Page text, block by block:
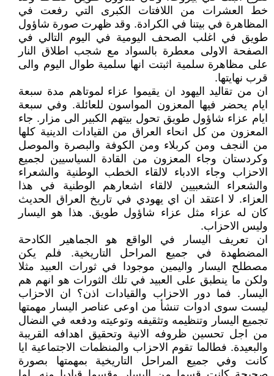
خط العشرات من اللافتات الكبرى التي رفعت في
المظاهرة في بيتنا في الكرادة. وقد ظهرت صورة شاؤول
طويق في اغلب الصحف اليومية في اليوم التالي في
الصفحة الاولى معطرة بالسواد مع شجب اطلاق النار
على مظاهرة سلمية اثبتت انها سلمية طوال اليوم والى
قرب نهايتها.
ان من تقاليد اليهود ان يقيموا عزاء لموتاهم مدة سبعة
ايام يحضر فيها المعزون المواسون للعائلة. وفي سبعة
ايام عزاء شاؤول طويق تحول بيتهم الكبير الى مزار. جاء
المعزون من كل انحاء العراق من القيادات الدينية كلها
من النجف ومن كربلاء ومن الكوفة والبصرة والموصل
وكردستان وجاء المعزون من القادة السياسيين لجميع
الاحزاب وجاء الادباء لالقاء الخطب الوطنية والشعراء
والشعراء الشعبيين لالقاء اشعارهم الوطنية في هذا
العزاء. لا اعتقد ان اي يهودي في تاريخ العراق الحديث
كان له عزاء مثل عزاء شاؤول طويق. هذا هو اليسار
وليس الاحزاب.
ان تعريف اليسار في الواقع هو الجماهير الكادحة
المضطهدة في جميع المراحل التاريخية. فلم يكن
مصطلح اليسار واليمين موجودا في ثورات العبيد مثلا
ولكن ما ينطبق على العبيد في تلك الثورات هو انهم هم
اليسار. فما دور الاحزاب والقيادات اذن؟ ان الاحزاب
ليست سوى ادوات تنشأ من اوعى عناصر اليسار مهمتها
تجميع اليسار وتنظيمه وتثقيفه وتوعيته ودفعه في النضال
من اجل تحسين ظروفه الانية وتحقيق اهدافه القريبة
والبعيدة. فطالما تقوم الاحزاب والمنظمات الاجتماعية ايا
كانت وفي جميع المراحل التاريخية بمهمتها بصورة